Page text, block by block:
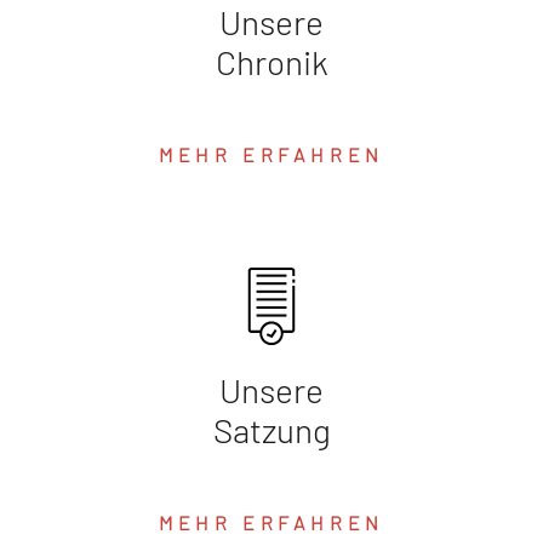
Unsere
Chronik
MEHR ERFAHREN
Unsere
Satzung
MEHR ERFAHREN